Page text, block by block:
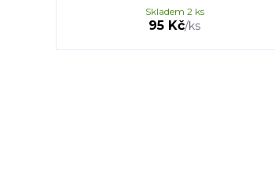
95 Kč/ks
Skladem 2 ks